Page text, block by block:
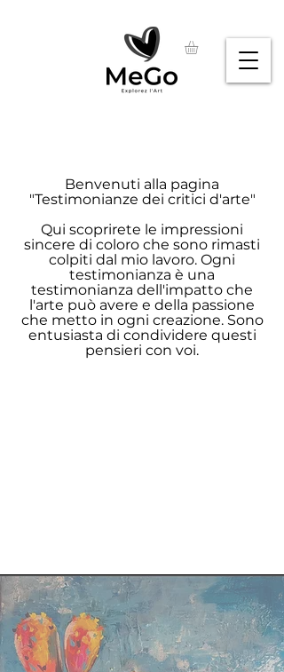
Benvenuti alla pagina
"Testimonianze dei critici d'arte"
Qui scoprirete le impressioni
sincere di coloro che sono rimasti
colpiti dal mio lavoro. Ogni
testimonianza è una
testimonianza dell'impatto che
l'arte può avere e della passione
che metto in ogni creazione. Sono
entusiasta di condividere questi
pensieri con voi.